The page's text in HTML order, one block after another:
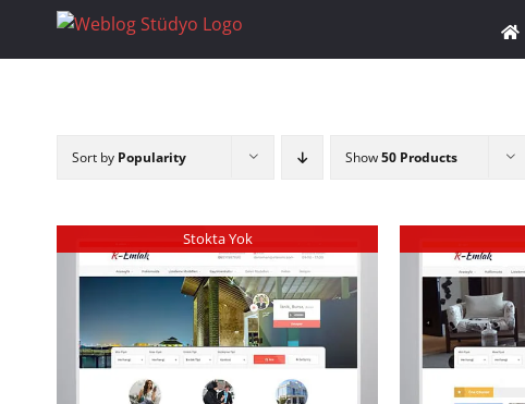
content
Sort by Popularity Show50 Products
Stokta Yok